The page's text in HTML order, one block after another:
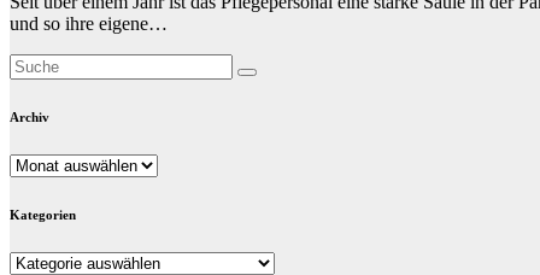
und so ihre eigene…
Archiv
Archiv
Kategorien
Kategorien